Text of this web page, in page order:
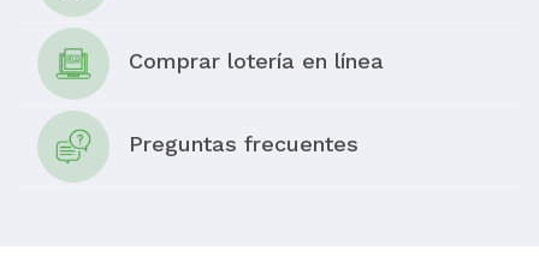
Comprar lotería en línea
Preguntas frecuentes